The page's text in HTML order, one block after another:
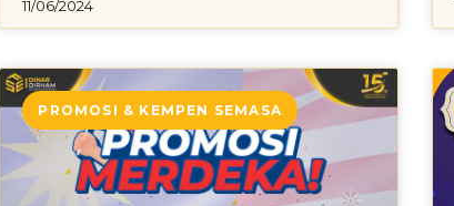
11/06/2024
PROMOSI & KEMPEN SEMASA